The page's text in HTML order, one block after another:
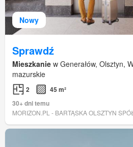
Nowy
Sprawdź
Mieszkanie w Generałów, Olsztyn,
mazurskie
2
45 m²
30+ dni temu